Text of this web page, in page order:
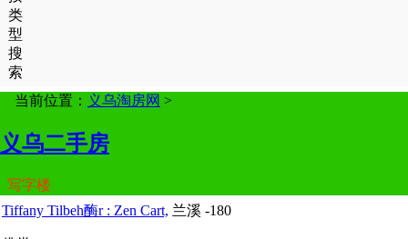
当前位置： 义乌淘房网 >
义乌二手房
写字楼
Tiffany Tilbeh酶r : Zen Cart, 兰溪 -180